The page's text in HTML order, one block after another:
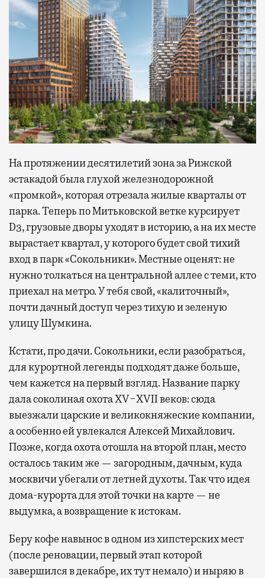
На протяжении десятилетий зона за Рижской
эстакадой была глухой железнодорожной
«промкой», которая отрезала жилые кварталы от
парка. Теперь по Митьковской ветке курсирует
D3, грузовые дворы уходят в историю, а на их месте
вырастает квартал, у которого будет свой тихий
вход в парк «Сокольники». Местные оценят: не
нужно толкаться на центральной аллее с теми, кто
приехал на метро. У тебя свой, «калиточный»,
почти дачный доступ через тихую и зеленую
улицу Шумкина.
Кстати, про дачи. Сокольники, если разобраться,
для курортной легенды подходят даже больше,
чем кажется на первый взгляд. Название парку
дала соколиная охота XV−XVII веков: сюда
выезжали царские и великокняжеские компании,
а особенно ей увлекался Алексей Михайлович.
Позже, когда охота отошла на второй план, место
осталось таким же — загородным, дачным, куда
москвичи убегали от летней духоты. Так что идея
дома-курорта для этой точки на карте — не
выдумка, а возвращение к истокам.
Беру кофе навынос в одном из хипстерских мест
(после реновации, первый этап которой
завершился в декабре, их тут немало) и ныряю в